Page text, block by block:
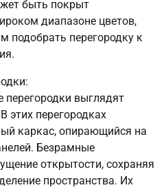
быть покрыт
диапазоне цветов,
подобрать перегородку к
выглядят
этих перегородках
каркас, опирающийся на
Безрамные
открытости, сохраняя
пространства. Их